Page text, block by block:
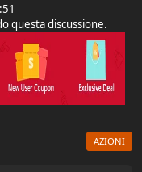
questa discussione.
AZIONI